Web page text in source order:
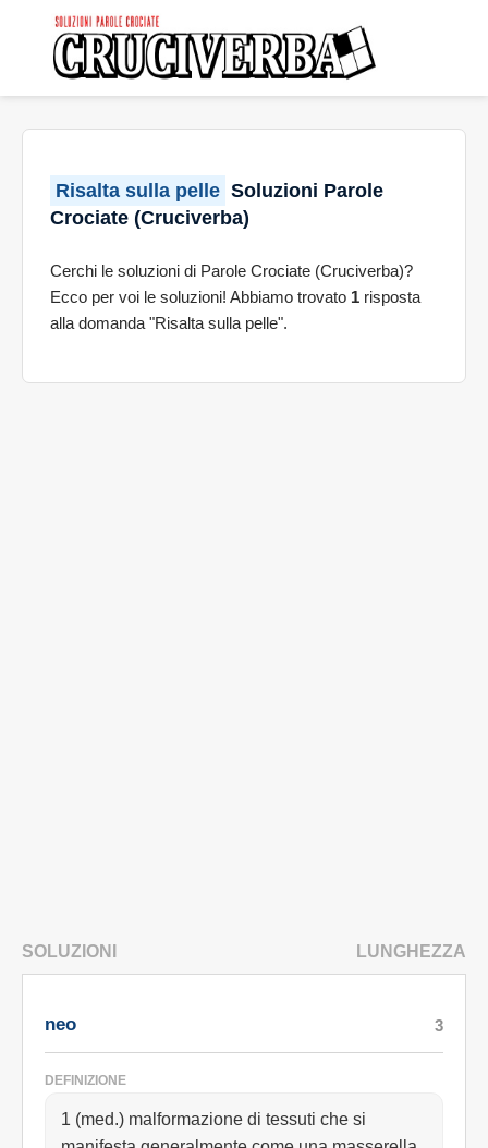
Risalta sulla pelle Soluzioni Parole
Crociate (Cruciverba)
Cerchi le soluzioni di Parole Crociate (Cruciverba)?
Ecco per voi le soluzioni! Abbiamo trovato 1 risposta
alla domanda "Risalta sulla pelle".
SOLUZIONI LUNGHEZZA
neo
DEFINIZIONE
1 (med.) malformazione di tessuti che si
3